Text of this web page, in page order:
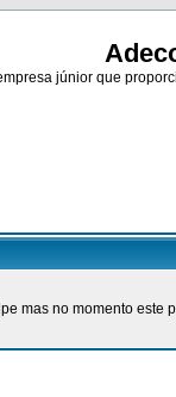
júnior que
mas no momento este